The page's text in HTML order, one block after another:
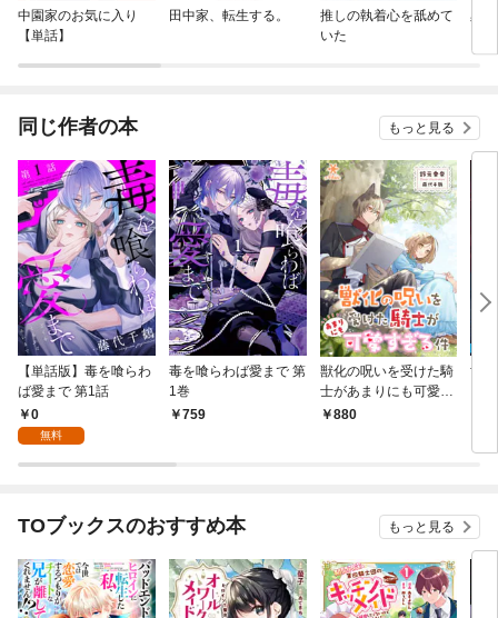
中園家のお気に入り
【単話】
田中家、転生する。
推しの執着心を舐めて
いた
黒
同じ作者の本 もっと見る
【単話版】毒を喰らわ
ば愛まで 第1話
0
無料
毒を喰らわば愛まで 第
1巻
759
獣化の呪いを受けた騎
士があまりにも可愛す
ぎる件
880
世
TOブックスのおすすめ本 もっと見る